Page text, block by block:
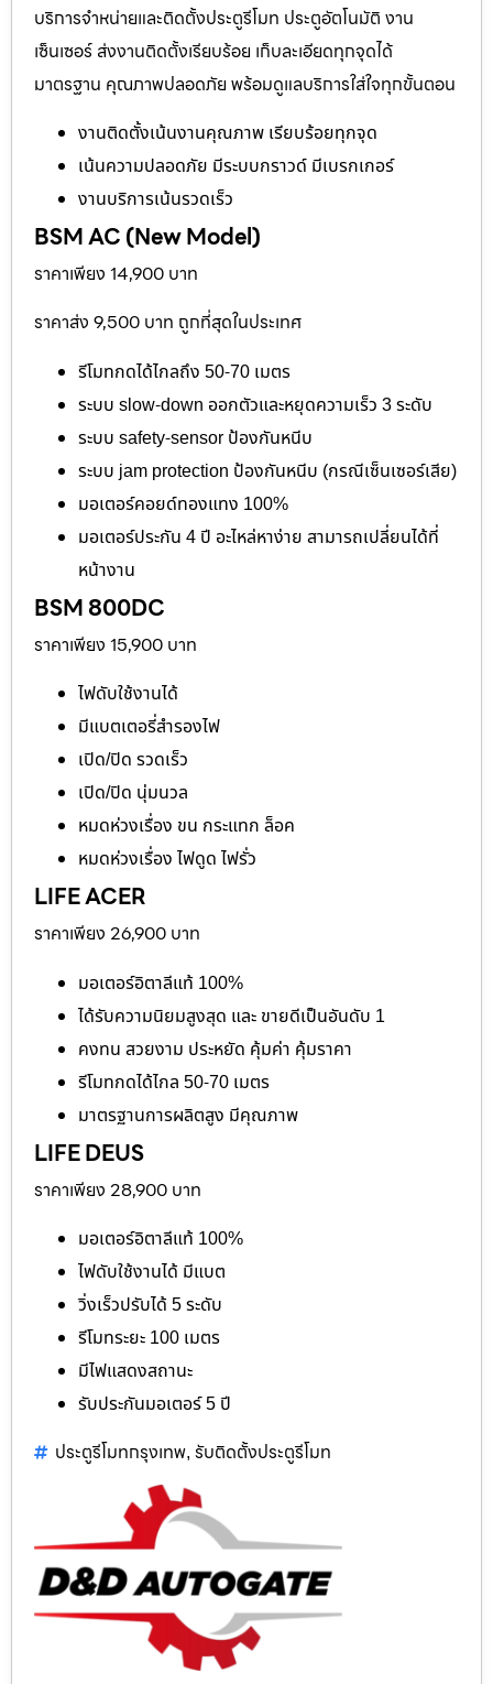
บริการจำหน่ายและติดตั้งประตูรีโมท ประตูอัตโนมัติ งาน
เซ็นเซอร์ ส่งงานติดตั้งเรียบร้อย เก็บละเอียดทุกจุดได้
มาตรฐาน คุณภาพปลอดภัย พร้อมดูแลบริการใส่ใจทุกขั้นตอน
งานติดตั้งเน้นงานคุณภาพ เรียบร้อยทุกจุด
เน้นความปลอดภัย มีระบบกราวด์ มีเบรกเกอร์
งานบริการเน้นรวดเร็ว
BSM AC (New Model)
ราคาเพียง 14,900 บาท
ราคาส่ง 9,500 บาท ถูกที่สุดในประเทศ
รีโมทกดได้ไกลถึง 50-70 เมตร
ระบบ slow-down ออกตัวและหยุดความเร็ว 3 ระดับ
ระบบ safety-sensor ป้องกันหนีบ
ระบบ jam protection ป้องกันหนีบ (กรณีเซ็นเซอร์เสีย)
มอเตอร์คอยด์ทองแทง 100%
มอเตอร์ประกัน 4 ปี อะไหล่หาง่าย สามารถเปลี่ยนได้ที่
หน้างาน
BSM 800DC
ราคาเพียง 15,900 บาท
ไฟดับใช้งานได้
มีแบตเตอรี่สำรองไฟ
เปิด/ปิด รวดเร็ว
เปิด/ปิด นุ่มนวล
หมดห่วงเรื่อง ขน กระแทก ล็อค
หมดห่วงเรื่อง ไฟดูด ไฟรั่ว
LIFE ACER
ราคาเพียง 26,900 บาท
มอเตอร์อิตาลีแท้ 100%
ได้รับความนิยมสูงสุด และ ขายดีเป็นอันดับ 1
คงทน สวยงาม ประหยัด คุ้มค่า คุ้มราคา
รีโมทกดได้ไกล 50-70 เมตร
มาตรฐานการผลิตสูง มีคุณภาพ
LIFE DEUS
ราคาเพียง 28,900 บาท
มอเตอร์อิตาลีแท้ 100%
ไฟดับใช้งานได้ มีแบต
วิ่งเร็วปรับได้ 5 ระดับ
รีโมทระยะ 100 เมตร
มีไฟแสดงสถานะ
รับประกันมอเตอร์ 5 ปี
ประตูรีโมทกรุงเทพ, รับติดตั้งประตูรีโมท